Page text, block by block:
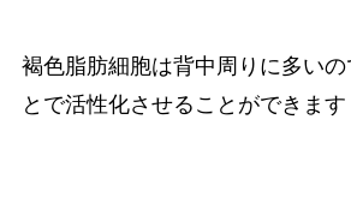
褐色脂肪細胞は背中周りに多い
とで活性化させることができます